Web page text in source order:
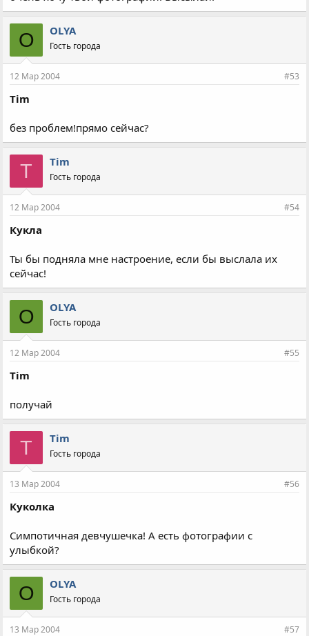
O OLYA
Гость города
12 Мар 2004 #53
Tim
без проблем!прямо сейчас?
T Tim
Гость города
12 Мар 2004 #54
Кукла
Ты бы подняла мне настроение, если бы выслала их
сейчас!
O OLYA
Гость города
12 Мар 2004 #55
Tim
получай
T Tim
Гость города
13 Мар 2004 #56
Куколка
Симпотичная девчушечка! А есть фотографии с
улыбкой?
O OLYA
Гость города
13 Мар 2004 #57